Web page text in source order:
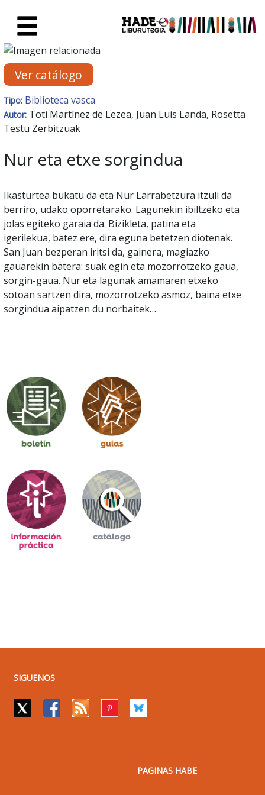
Ficha de Novedades -
Ver catálogo
Tipo: Biblioteca vasca
Autor: Toti Martínez de Lezea, Juan Luis Landa, Rosetta
Testu Zerbitzuak
Nur eta etxe sorgindua
Ikasturtea bukatu da eta Nur Larrabetzura itzuli da
berriro, udako oporretarako. Lagunekin ibiltzeko eta
jolas egiteko garaia da. Bizikleta, patina eta
igerilekua, batez ere, dira eguna betetzen diotenak.
San Juan bezperan iritsi da, gainera, magiazko
gauarekin batera: suak egin eta mozorrotzeko gaua,
sorgin-gaua. Nur eta lagunak amamaren etxeko
sotoan sartzen dira, mozorrotzeko asmoz, baina etxe
sorgindua aipatzen du norbaitek…
SIGUENOS
PAGINAS HABE